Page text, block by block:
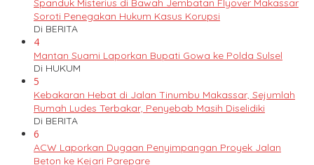
Spanduk Misterius di Bawah Jembatan Flyover Makassar
Soroti Penegakan Hukum Kasus Korupsi
Di BERITA
4
Mantan Suami Laporkan Bupati Gowa ke Polda Sulsel
Di HUKUM
5
Kebakaran Hebat di Jalan Tinumbu Makassar, Sejumlah
Rumah Ludes Terbakar, Penyebab Masih Diselidiki
Di BERITA
6
ACW Laporkan Dugaan Penyimpangan Proyek Jalan
Beton ke Kejari Parepare